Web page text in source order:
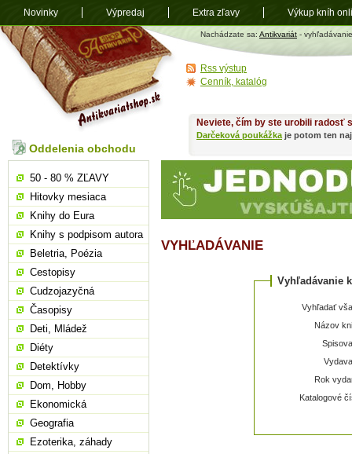
Antikvariát
shop.sk
Nachádzate sa: Antikvariát - vyhľadávanie
VYHĽADÁVANIE
Vyhľadávanie
Vyhľadať
Názov
Rok
Katalogové
Neviete, čím by ste urobili radosť
Darčeková poukážka je potom ten
Oddelenia obchodu
50 - 80 % ZĽAVY
Hitovky mesiaca
Knihy do Eura
Knihy s podpisom autora
Beletria, Poézia
Cestopisy
Cudzojazyčná
Časopisy
Deti, Mládež
Diéty
Detektívky
Dom, Hobby
Ekonomická
Geografia
Ezoterika, záhady
Rss výstup
Cenník, katalóg
Novinky Výpredaj Extra zľavy Výkup kníh